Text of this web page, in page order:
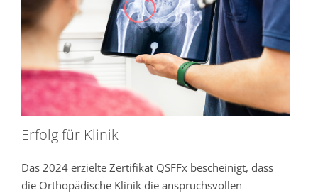
Erfolg für Klinik
Das 2024 erzielte Zertifikat QSFFx bescheinigt, dass
die Orthopädische Klinik die anspruchsvollen